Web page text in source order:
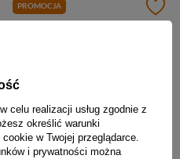
PROMOCJA
celu realizacji usług zgodnie z
określić warunki
w Twojej przeglądarce.
i prywatności można